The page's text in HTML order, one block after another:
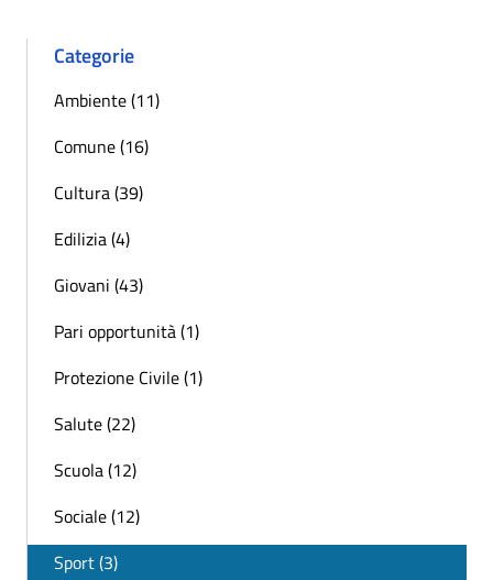
Categorie
Ambiente (11)
Comune (16)
Cultura (39)
Edilizia (4)
Giovani (43)
Pari opportunità (1)
Protezione Civile (1)
Salute (22)
Scuola (12)
Sociale (12)
Sport (3)